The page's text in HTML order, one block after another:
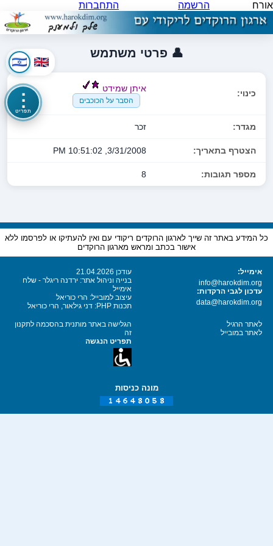
אורח הרשמה התחברות
⋮
תפריט
👤 פרטי משתמש
כינוי:
איתן שמידט
הסבר על הכוכבים
מגדר: זכר
הצטרף בתאריך: 3/31/2008, 10:51:02 PM
מספר תגובות: 8
כל המידע באתר זה שייך לארגון הרוקדים ריקודי עם ואין להעתיקו או לפרסמו ללא
אישור בכתב ומראש מארגון הרוקדים
אימייל:
info@harokdim.org
עדכון לגבי הרקדות:
data@harokdim.org
עודכן 21.04.2026
בנייה וניהול אתר: ירדנה ריגלר - שלח
אימייל
עיצוב למובייל: הרי כוריאל
תכנות PHP: דני גילאור, הרי כוריאל
לאתר הרגיל
לאתר במובייל
הגלישה באתר מותנית בהסכמה לתקנון
זה
תפריט הנגשה
מונה כניסות